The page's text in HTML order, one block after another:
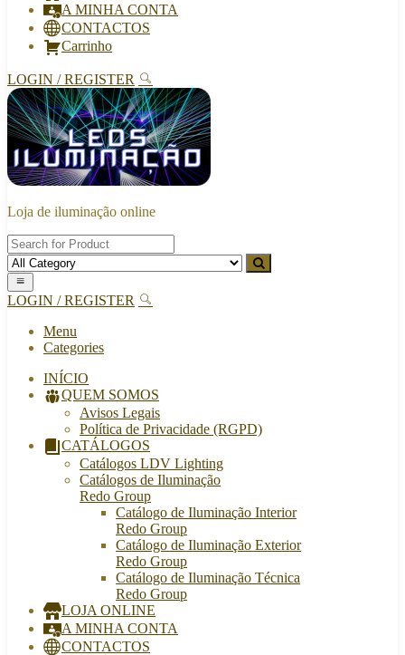
A MINHA CONTA
CONTACTOS
Carrinho
LOGIN / REGISTER
Loja de iluminação online
LOGIN / REGISTER
Menu
Categories
INÍCIO
QUEM SOMOS
Avisos Legais
Política de Privacidade (RGPD)
CATÁLOGOS
Catálogos LDV Lighting
Catálogos de Iluminação
Redo Group
Catálogo de Iluminação Interior
Redo Group
Catálogo de Iluminação Exterior
Redo Group
Catálogo de Iluminação Técnica
Redo Group
LOJA ONLINE
A MINHA CONTA
CONTACTOS